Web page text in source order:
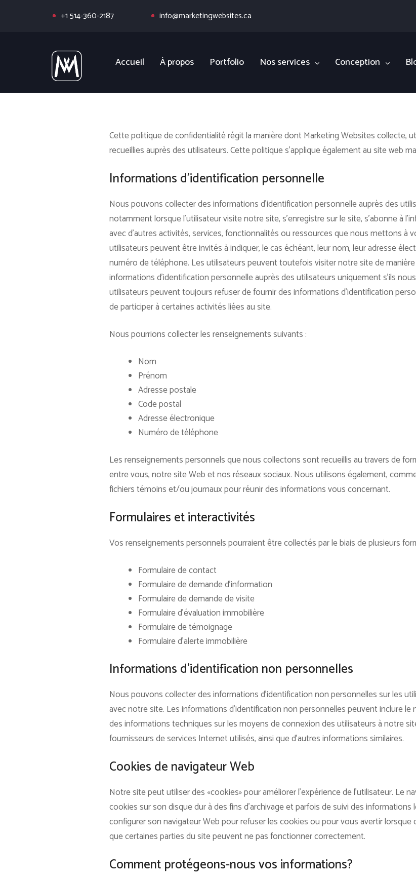
+1 514-360-2187 info@marketingwebsites.ca
Accueil À propos Portfolio Nos services Conception
Cette politique de confidentialité régit la manière dont Marketing Websites collecte,
recueillies auprès des utilisateurs.Cette politique s'applique également au site web
Informations d’identification personnelle
Nous pouvons collecter des informations d’identification personnelle auprès des
notamment lorsque l’utilisateur visite notre site, s’enregistre sur le site, s’abonne à
avec d’autres activités, services, fonctionnalités ou ressources que nous mettons à
utilisateurs peuvent être invités à indiquer, le cas échéant, leur nom, leur adresse
numéro de téléphone. Les utilisateurs peuvent toutefois visiter notre site de
informations d’identification personnelle auprès des utilisateurs uniquement s’ils
utilisateurs peuvent toujours refuser de fournir des informations d’identification
de participer à certaines activités liées au site.
Nous pourrions collecter les renseignements suivants :
Nom
Prénom
Adresse postale
Code postal
Adresse électronique
Numéro de téléphone
Les renseignements personnels que nous collectons sont recueillis au travers de
entre vous, notre site Web et nos réseaux sociaux. Nous utilisons également,
fichiers témoins et/ou journaux pour réunir des informations vous concernant.
Formulaires et interactivités
Vos renseignements personnels pourraient être collectés par le biais de plusieurs
Formulaire de contact
Formulaire de demande d’information
Formulaire de demande de visite
Formulaire d’évaluation immobilière
Formulaire de témoignage
Formulaire d’alerte immobilière
Informations d’identification non personnelles
Nous pouvons collecter des informations d’identification non personnelles sur les
avec notre site. Les informations d’identification non personnelles peuvent inclure le
des informations techniques sur les moyens de connexion des utilisateurs à notre
fournisseurs de services Internet utilisés, ainsi que d’autres informations similaires.
Cookies de navigateur Web
Notre site peut utiliser des «cookies» pour améliorer l’expérience de l’utilisateur. Le
cookies sur son disque dur à des fins d’archivage et parfois de suivi des
configurer son navigateur Web pour refuser les cookies ou pour vous avertir lorsque
que certaines parties du site peuvent ne pas fonctionner correctement.
Comment protégeons-nous vos informations?